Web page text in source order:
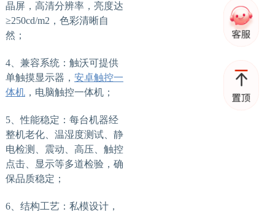
晶屏，高清分辨率，亮度达
≥250cd/m2，色彩清晰自
然；
4、兼容系统：触沃可提供
单触摸显示器， 安卓触控一
体机，电脑触控一体机；
5、性能稳定：每台机器经
整机老化、温湿度测试、静
电检测、震动、高压、触控
点击、显示等多道检验，确
保品质稳定；
6、结构工艺：私模设计，